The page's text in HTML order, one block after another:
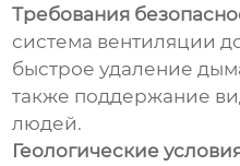
Требования
система вентиляции
быстрое удаление
также поддержание
людей.
Геологические